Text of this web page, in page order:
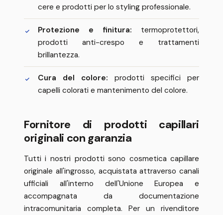
cere e prodotti per lo styling professionale.
Protezione e finitura: termoprotettori,
prodotti anti-crespo e trattamenti
brillantezza.
Cura del colore: prodotti specifici per
capelli colorati e mantenimento del colore.
Fornitore di prodotti capillari
originali con garanzia
Tutti i nostri prodotti sono cosmetica capillare
originale all'ingrosso, acquistata attraverso canali
ufficiali all'interno dell'Unione Europea e
accompagnata da documentazione
intracomunitaria completa. Per un rivenditore